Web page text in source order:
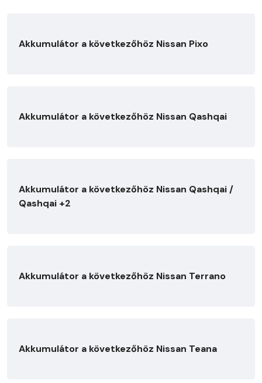
Akkumulátor a következőhöz Nissan Pixo
Akkumulátor a következőhöz Nissan Qashqai
Akkumulátor a következőhöz Nissan Qashqai /
Qashqai +2
Akkumulátor a következőhöz Nissan Terrano
Akkumulátor a következőhöz Nissan Teana